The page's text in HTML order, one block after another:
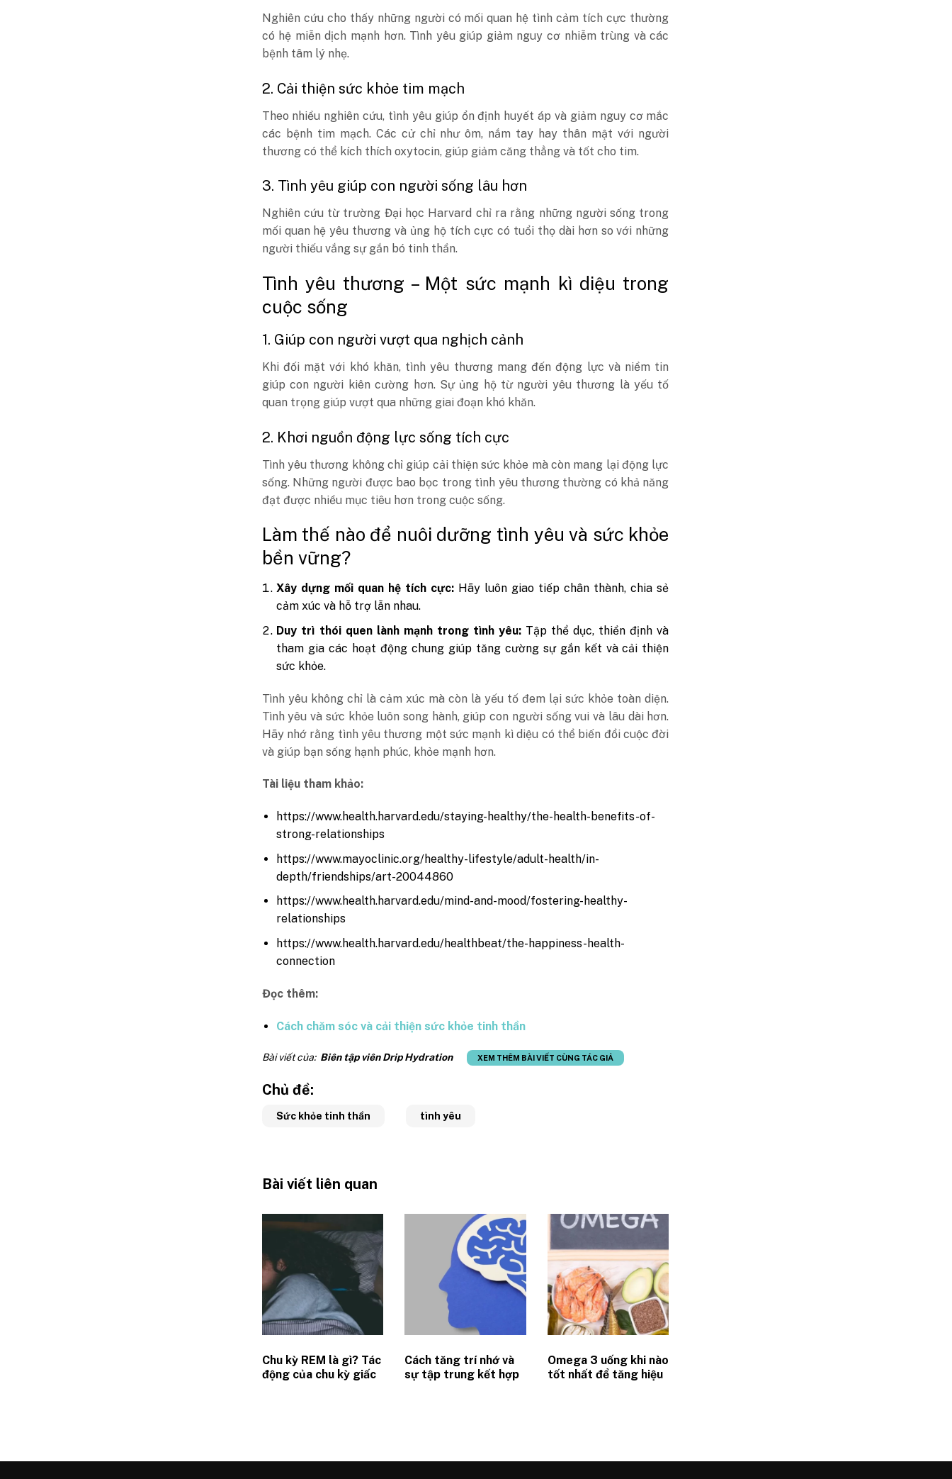
Nghiên cứu cho thấy những người có mối quan hệ tình cảm tích cực thường
có hệ miễn dịch mạnh hơn. Tình yêu giúp giảm nguy cơ nhiễm trùng và các
bệnh tâm lý nhẹ.
2. Cải thiện sức khỏe tim mạch
Theo nhiều nghiên cứu, tình yêu giúp ổn định huyết áp và giảm nguy cơ mắc
các bệnh tim mạch. Các cử chỉ như ôm, nắm tay hay thân mật với người
thương có thể kích thích oxytocin, giúp giảm căng thẳng và tốt cho tim.
3. Tình yêu giúp con người sống lâu hơn
Nghiên cứu từ trường Đại học Harvard chỉ ra rằng những người sống trong
mối quan hệ yêu thương và ủng hộ tích cực có tuổi thọ dài hơn so với những
người thiếu vắng sự gắn bó tinh thần.
Tình yêu thương – Một sức mạnh kì diệu trong
cuộc sống
1. Giúp con người vượt qua nghịch cảnh
Khi đối mặt với khó khăn, tình yêu thương mang đến động lực và niềm tin
giúp con người kiên cường hơn. Sự ủng hộ từ người yêu thương là yếu tố
quan trọng giúp vượt qua những giai đoạn khó khăn.
2. Khơi nguồn động lực sống tích cực
Tình yêu thương không chỉ giúp cải thiện sức khỏe mà còn mang lại động lực
sống. Những người được bao bọc trong tình yêu thương thường có khả năng
đạt được nhiều mục tiêu hơn trong cuộc sống.
Làm thế nào để nuôi dưỡng tình yêu và sức khỏe
bền vững?
Xây dựng mối quan hệ tích cực: Hãy luôn giao tiếp chân thành, chia sẻ
cảm xúc và hỗ trợ lẫn nhau.
Duy trì thói quen lành mạnh trong tình yêu: Tập thể dục, thiền định và
tham gia các hoạt động chung giúp tăng cường sự gắn kết và cải thiện
sức khỏe.
Tình yêu không chỉ là cảm xúc mà còn là yếu tố đem lại sức khỏe toàn diện.
Tình yêu và sức khỏe luôn song hành, giúp con người sống vui và lâu dài hơn.
Hãy nhớ rằng tình yêu thương một sức mạnh kì diệu có thể biến đổi cuộc đời
và giúp bạn sống hạnh phúc, khỏe mạnh hơn.
Tài liệu tham khảo:
https://www.health.harvard.edu/staying-healthy/the-health-benefits-of-
strong-relationships
https://www.mayoclinic.org/healthy-lifestyle/adult-health/in-
depth/friendships/art-20044860
https://www.health.harvard.edu/mind-and-mood/fostering-healthy-
relationships
https://www.health.harvard.edu/healthbeat/the-happiness-health-
connection
Đọc thêm:
Cách chăm sóc và cải thiện sức khỏe tinh thần
Bài viết của: Biên tập viên Drip Hydration XEM THÊM BÀI VIẾT CÙNG TÁC GIẢ
Chủ đề:
Sức khỏe tinh thần tình yêu
Bài viết liên quan
Chu kỳ REM là gì? Tác
động của chu kỳ giấc
Cách tăng trí nhớ và
sự tập trung kết hợp
Omega 3 uống khi nào
tốt nhất để tăng hiệu